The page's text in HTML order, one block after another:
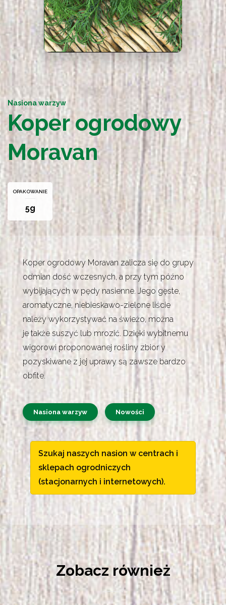
Nasiona warzyw
Koper ogrodowy
Moravan
OPAKOWANIE
5g
Koper ogrodowy Moravan zalicza się do grupy
odmian dość wczesnych, a przy tym późno
wybijających w pędy nasienne. Jego gęste,
aromatyczne, niebieskawo-zielone liście
należy wykorzystywać na świeżo, można
je także suszyć lub mrozić. Dzięki wybitnemu
wigorowi proponowanej rośliny zbior y
pozyskiwane z jej uprawy są zawsze bardzo
obfite.
Nasiona warzyw Nowości
Szukaj naszych nasion w centrach i
sklepach ogrodniczych
(stacjonarnych i internetowych).
Zobacz również